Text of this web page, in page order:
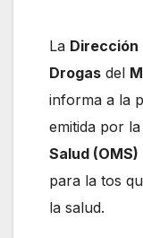
La Dirección
Drogas del
informa a la
emitida por la
Salud (OMS)
para la tos
la salud.